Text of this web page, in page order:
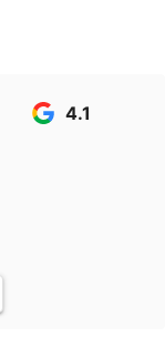
4.1